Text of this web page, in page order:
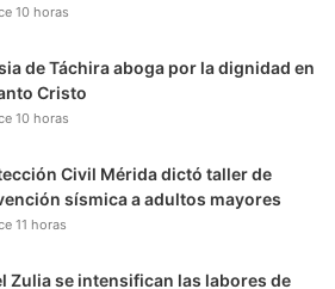
10 horas
de Táchira aboga por la dignidad en
Cristo
10 horas
Civil Mérida dictó taller de
sísmica a adultos mayores
11 horas
Zulia se intensifican las labores de